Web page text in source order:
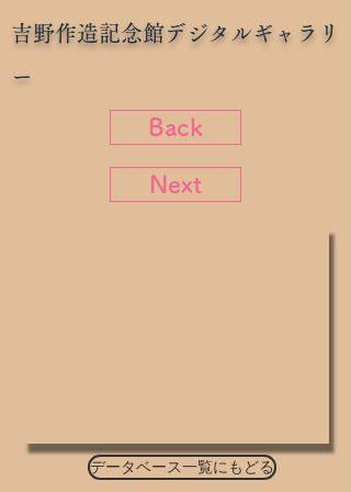
吉野作造記念館デジタルギャラリ
ー
Back
Next
データベース一覧にもどる